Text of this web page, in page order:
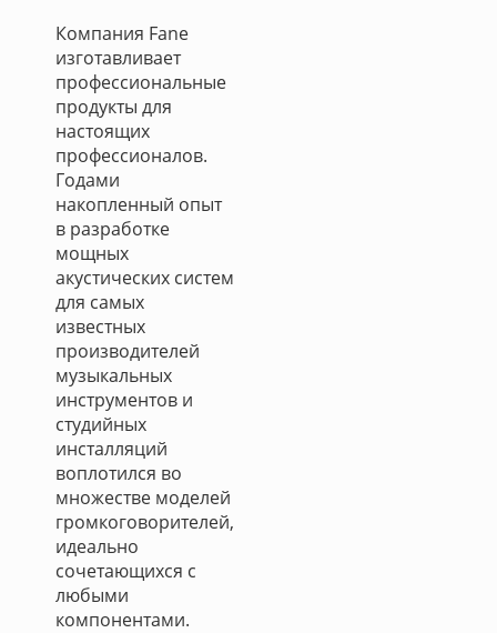
Компания Fane
изготавливает
профессиональные
продукты для
настоящих
профессионалов.
Годами
накопленный опыт
в разработке
мощных
акустических систем
для самых
известных
производителей
музыкальных
инструментов и
студийных
инсталляций
воплотился во
множестве моделей
громкоговорителей,
идеально
сочетающихся с
любыми
компонентами.